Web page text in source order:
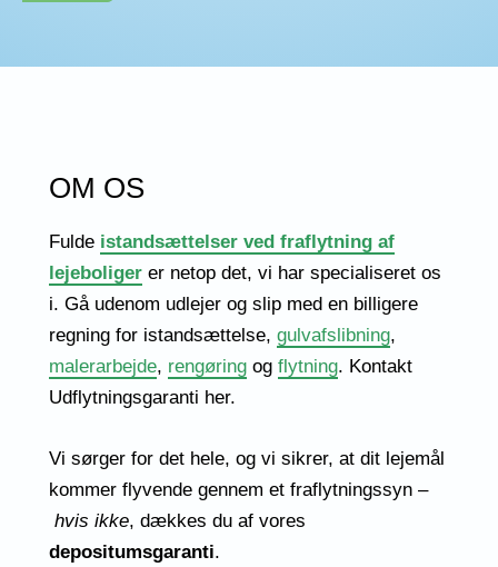
OM OS
Fulde istandsættelser ved fraflytning af
lejeboliger er netop det, vi har specialiseret os
i. Gå udenom udlejer og slip med en billigere
regning for istandsættelse, gulvafslibning,
malerarbejde, rengøring og flytning. Kontakt
Udflytningsgaranti her.
Vi sørger for det hele, og vi sikrer, at dit lejemål
kommer flyvende gennem et fraflytningssyn –
hvis ikke, dækkes du af vores
depositumsgaranti.